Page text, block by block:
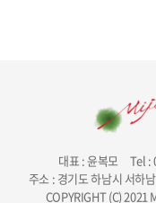
대표 : 윤복모 Tel :
주소 : 경기도 하남시 서하
COPYRIGHT (C) 2021